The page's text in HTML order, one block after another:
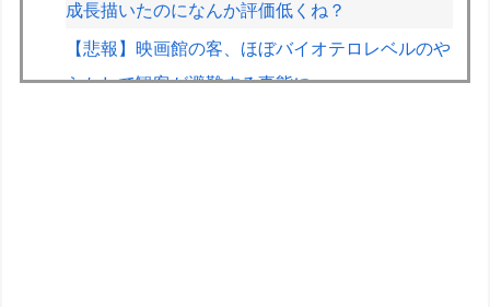
成長描いたのになんか評価低くね？
【悲報】映画館の客、ほぼバイオテロレベルのや
らかしで観客が避難する事態にｗｗｗｗ